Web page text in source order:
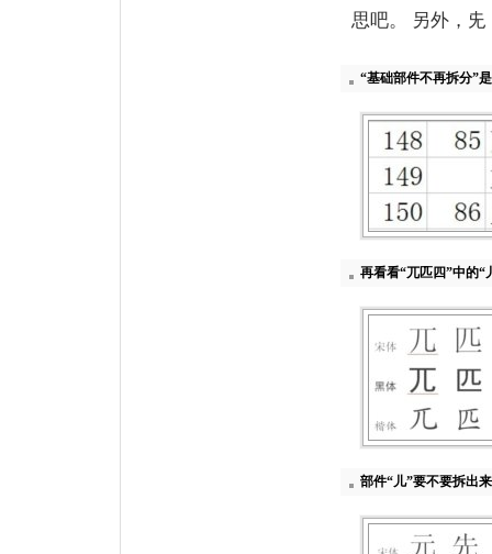
思吧。 另外，
“基础部件不再拆分”
再看看“兀匹四”中的“
部件“儿”要不要拆出